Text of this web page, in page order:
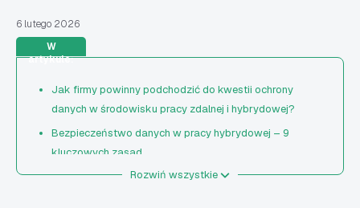
6 lutego 2026
W
artykule:
Jak firmy powinny podchodzić do kwestii ochrony
danych w środowisku pracy zdalnej i hybrydowej?
Bezpieczeństwo danych w pracy hybrydowej – 9
kluczowych zasad
1. Jasno zdefiniowane role i poziomy dostępu
Rozwiń wszystkie